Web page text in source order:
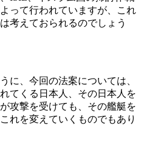
って行われていますが、これ
考えておられるのでしょう
に、今回の法案については、
てくる日本人、その日本人を
攻撃を受けても、その艦艇を
れを変えていくものでもあり